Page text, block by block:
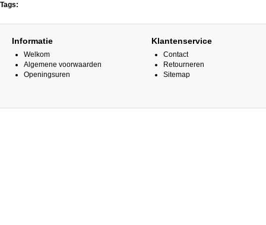
Tags:
Informatie
Welkom
Algemene voorwaarden
Openingsuren
Klantenservice
Contact
Retourneren
Sitemap